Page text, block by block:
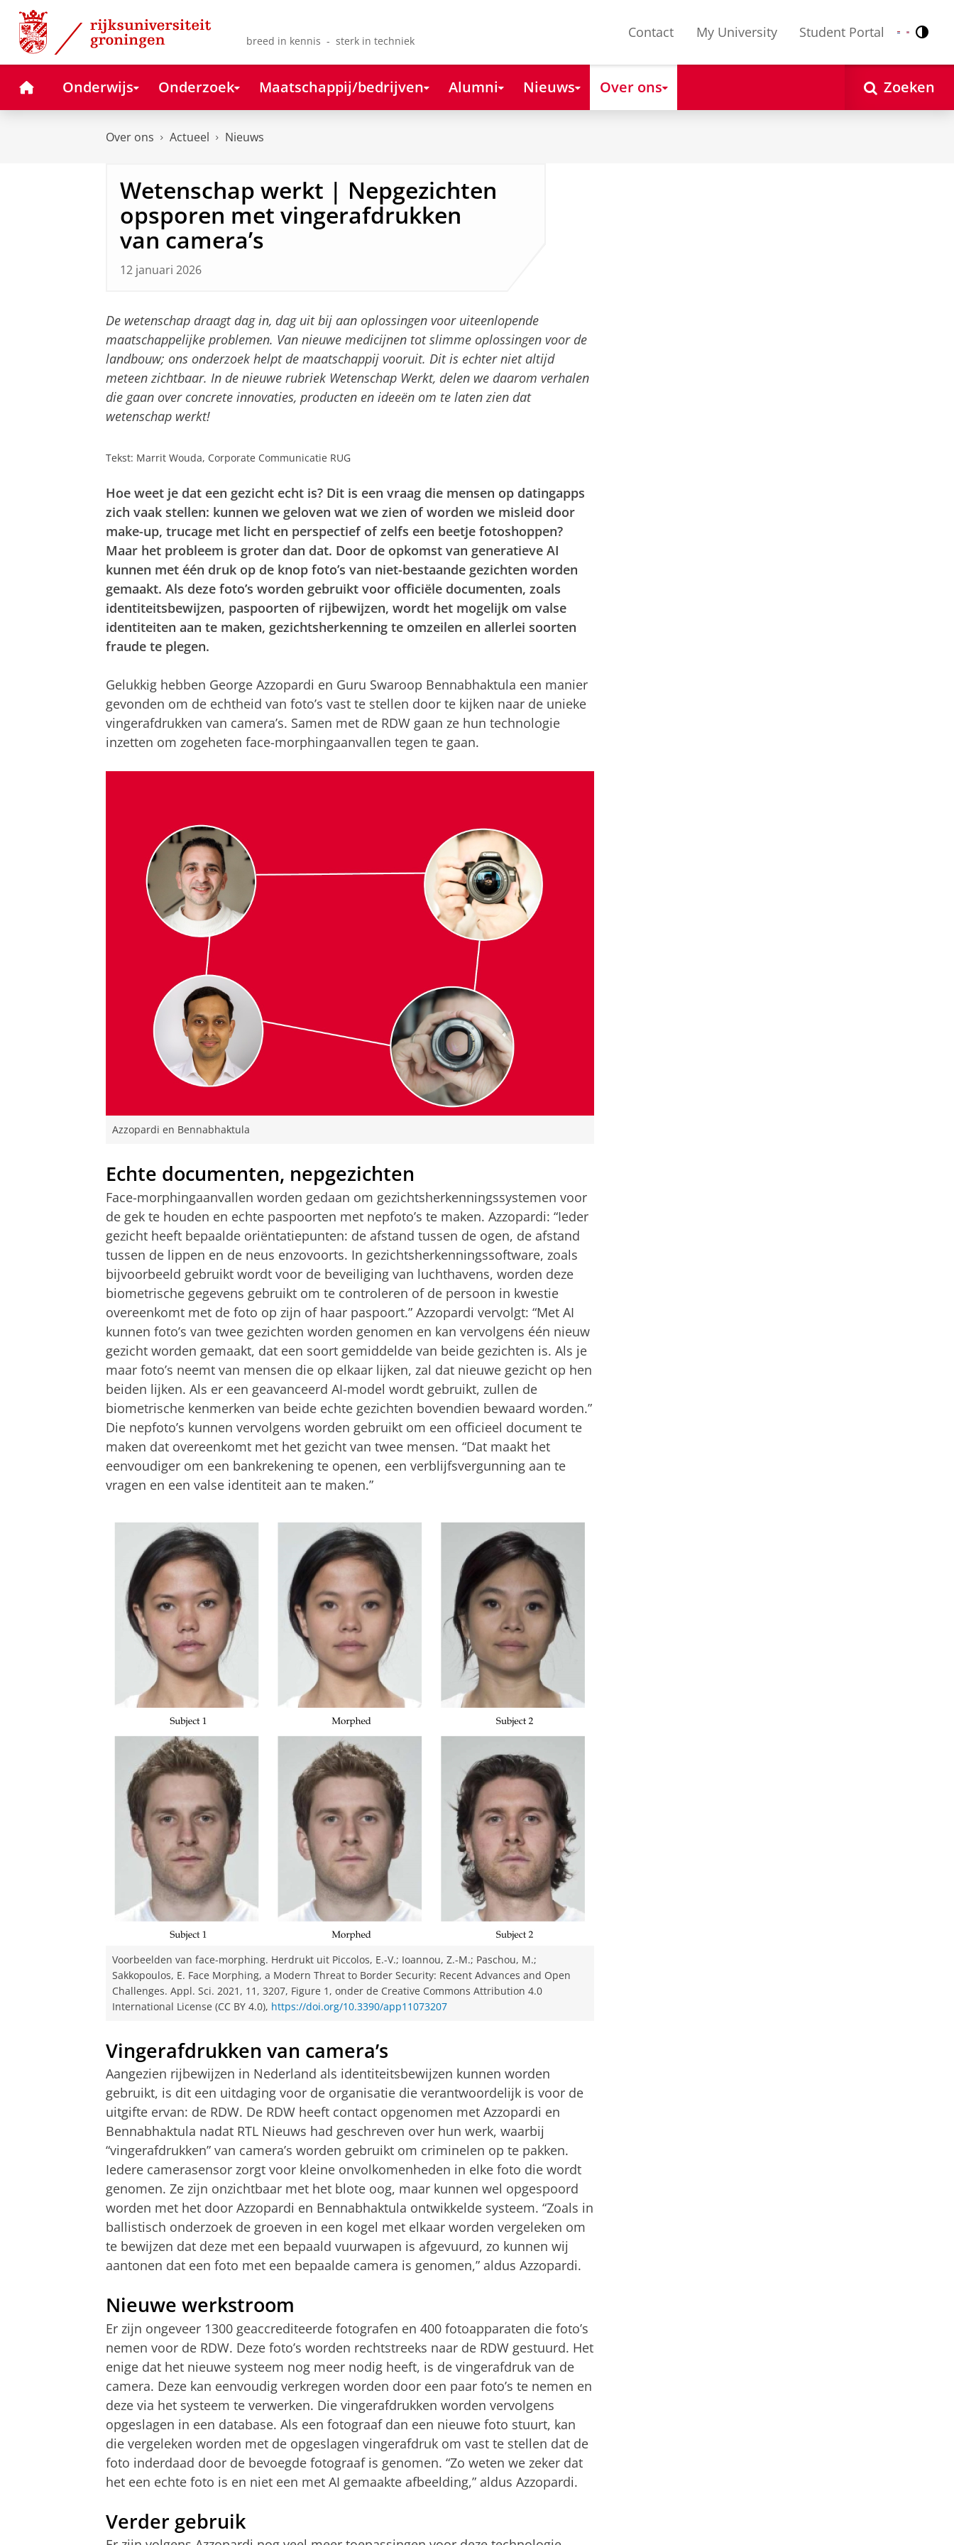
Skip
Content
Skip
Navigation
breed in kennis - sterk in techniek
Contact My University Student Portal Nederlands
English
HomeOnderwijs Onderzoek Maatschappij/bedrijven Alumni Nieuws Over ons Zoeken
Over ons Actueel Nieuws
Wetenschap werkt | Nepgezichten
opsporen met vingerafdrukken
van camera’s
12 januari 2026
De wetenschap draagt dag in, dag uit bij aan oplossingen voor uiteenlopende
maatschappelijke problemen. Van nieuwe medicijnen tot slimme oplossingen voor de
landbouw; ons onderzoek helpt de maatschappij vooruit. Dit is echter niet altijd
meteen zichtbaar. In de nieuwe rubriek Wetenschap Werkt, delen we daarom verhalen
die gaan over concrete innovaties, producten en ideeën om te laten zien dat
wetenschap werkt!
Tekst: Marrit Wouda, Corporate Communicatie RUG
Hoe weet je dat een gezicht echt is? Dit is een vraag die mensen op datingapps
zich vaak stellen: kunnen we geloven wat we zien of worden we misleid door
make-up, trucage met licht en perspectief of zelfs een beetje fotoshoppen?
Maar het probleem is groter dan dat. Door de opkomst van generatieve AI
kunnen met één druk op de knop foto’s van niet-bestaande gezichten worden
gemaakt. Als deze foto’s worden gebruikt voor officiële documenten, zoals
identiteitsbewijzen, paspoorten of rijbewijzen, wordt het mogelijk om valse
identiteiten aan te maken, gezichtsherkenning te omzeilen en allerlei soorten
fraude te plegen.
Gelukkig hebben George Azzopardi en Guru Swaroop Bennabhaktula een manier
gevonden om de echtheid van foto’s vast te stellen door te kijken naar de unieke
vingerafdrukken van camera’s. Samen met de RDW gaan ze hun technologie
inzetten om zogeheten face-morphingaanvallen tegen te gaan.
Azzopardi en Bennabhaktula
Echte documenten, nepgezichten
Face-morphingaanvallen worden gedaan om gezichtsherkenningssystemen voor
de gek te houden en echte paspoorten met nepfoto’s te maken. Azzopardi: “Ieder
gezicht heeft bepaalde oriëntatiepunten: de afstand tussen de ogen, de afstand
tussen de lippen en de neus enzovoorts. In gezichtsherkenningssoftware, zoals
bijvoorbeeld gebruikt wordt voor de beveiliging van luchthavens, worden deze
biometrische gegevens gebruikt om te controleren of de persoon in kwestie
overeenkomt met de foto op zijn of haar paspoort.” Azzopardi vervolgt: “Met AI
kunnen foto’s van twee gezichten worden genomen en kan vervolgens één nieuw
gezicht worden gemaakt, dat een soort gemiddelde van beide gezichten is. Als je
maar foto’s neemt van mensen die op elkaar lijken, zal dat nieuwe gezicht op hen
beiden lijken. Als er een geavanceerd AI-model wordt gebruikt, zullen de
biometrische kenmerken van beide echte gezichten bovendien bewaard worden.”
Die nepfoto’s kunnen vervolgens worden gebruikt om een officieel document te
maken dat overeenkomt met het gezicht van twee mensen. “Dat maakt het
eenvoudiger om een bankrekening te openen, een verblijfsvergunning aan te
vragen en een valse identiteit aan te maken.”
Voorbeelden van face-morphing. Herdrukt uit Piccolos, E.-V.; Ioannou, Z.-M.; Paschou, M.;
Sakkopoulos, E. Face Morphing, a Modern Threat to Border Security: Recent Advances and Open
Challenges. Appl. Sci. 2021, 11, 3207, Figure 1, onder de Creative Commons Attribution 4.0
International License (CC BY 4.0), https://doi.org/10.3390/app11073207
Vingerafdrukken van camera’s
Aangezien rijbewijzen in Nederland als identiteitsbewijzen kunnen worden
gebruikt, is dit een uitdaging voor de organisatie die verantwoordelijk is voor de
uitgifte ervan: de RDW. De RDW heeft contact opgenomen met Azzopardi en
Bennabhaktula nadat RTL Nieuws had geschreven over hun werk, waarbij
“vingerafdrukken” van camera’s worden gebruikt om criminelen op te pakken.
Iedere camerasensor zorgt voor kleine onvolkomenheden in elke foto die wordt
genomen. Ze zijn onzichtbaar met het blote oog, maar kunnen wel opgespoord
worden met het door Azzopardi en Bennabhaktula ontwikkelde systeem. “Zoals in
ballistisch onderzoek de groeven in een kogel met elkaar worden vergeleken om
te bewijzen dat deze met een bepaald vuurwapen is afgevuurd, zo kunnen wij
aantonen dat een foto met een bepaalde camera is genomen,” aldus Azzopardi.
Nieuwe werkstroom
Er zijn ongeveer 1300 geaccrediteerde fotografen en 400 fotoapparaten die foto’s
nemen voor de RDW. Deze foto’s worden rechtstreeks naar de RDW gestuurd. Het
enige dat het nieuwe systeem nog meer nodig heeft, is de vingerafdruk van de
camera. Deze kan eenvoudig verkregen worden door een paar foto’s te nemen en
deze via het systeem te verwerken. Die vingerafdrukken worden vervolgens
opgeslagen in een database. Als een fotograaf dan een nieuwe foto stuurt, kan
die vergeleken worden met de opgeslagen vingerafdruk om vast te stellen dat de
foto inderdaad door de bevoegde fotograaf is genomen. “Zo weten we zeker dat
het een echte foto is en niet een met AI gemaakte afbeelding,” aldus Azzopardi.
Verder gebruik